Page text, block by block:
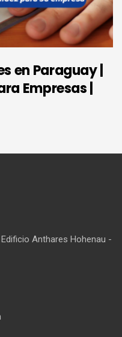
en Paraguay |
Empresas |
Anthares Hohenau -